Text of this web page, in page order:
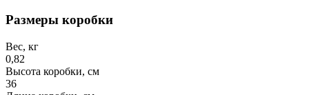
Размеры коробки
Вес, кг
0,82
Высота коробки, см
36